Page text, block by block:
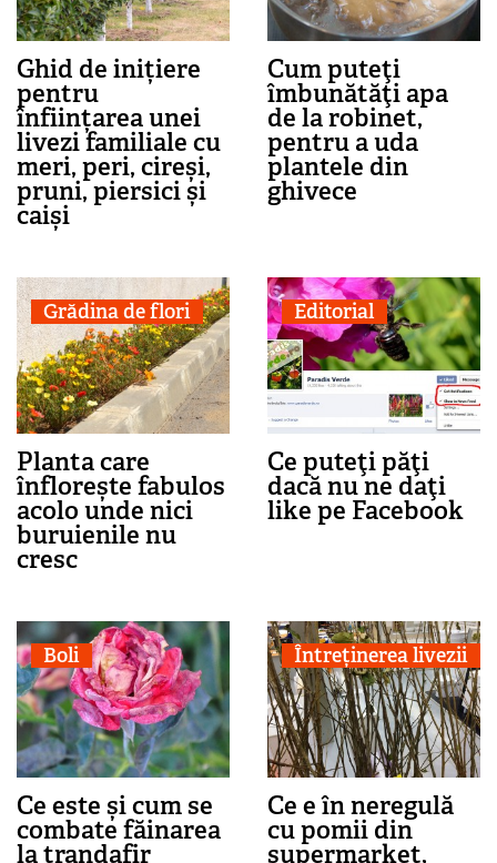
Ghid de inițiere
pentru
înființarea unei
livezi familiale cu
meri, peri, cireși,
pruni, piersici și
caiși
Cum puteţi
îmbunătăţi apa
de la robinet,
pentru a uda
plantele din
ghivece
Grădina de flori
Planta care
înflorește fabulos
acolo unde nici
buruienile nu
cresc
Editorial
Ce puteţi păţi
dacă nu ne daţi
like pe Facebook
Boli
Ce este și cum se
combate făinarea
la trandafir
Întreținerea livezii
Ce e în neregulă
cu pomii din
supermarket,